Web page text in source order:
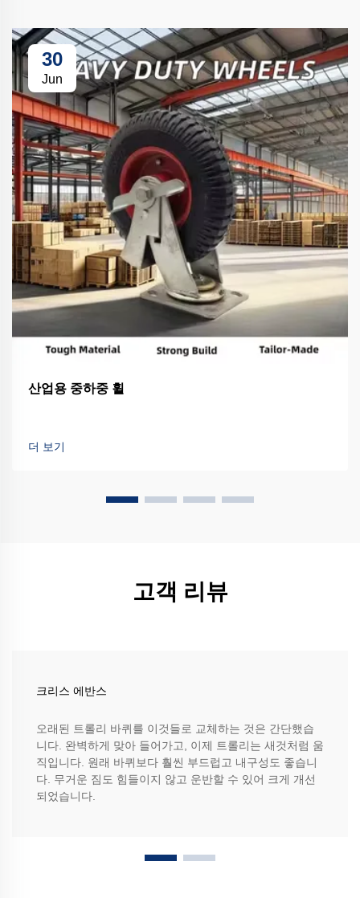
30
Jun
산업용 중하중 휠
더 보기
고객 리뷰
크리스 에반스
오래된 트롤리 바퀴를 이것들로 교체하는 것은 간단했습
니다. 완벽하게 맞아 들어가고, 이제 트롤리는 새것처럼 움
직입니다. 원래 바퀴보다 훨씬 부드럽고 내구성도 좋습니
다. 무거운 짐도 힘들이지 않고 운반할 수 있어 크게 개선
되었습니다.